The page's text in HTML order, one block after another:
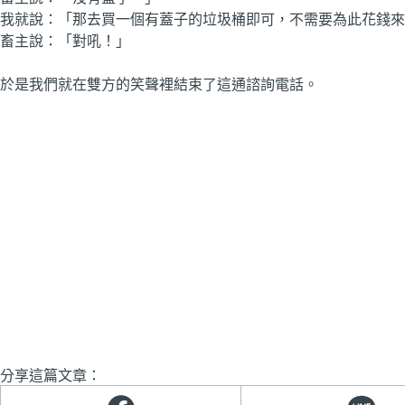
我就說：「那去買一個有蓋子的垃圾桶即可，不需要為此花錢
畜主說：「對吼！」
於是我們就在雙方的笑聲裡結束了這通諮詢電話。
分享這篇文章：